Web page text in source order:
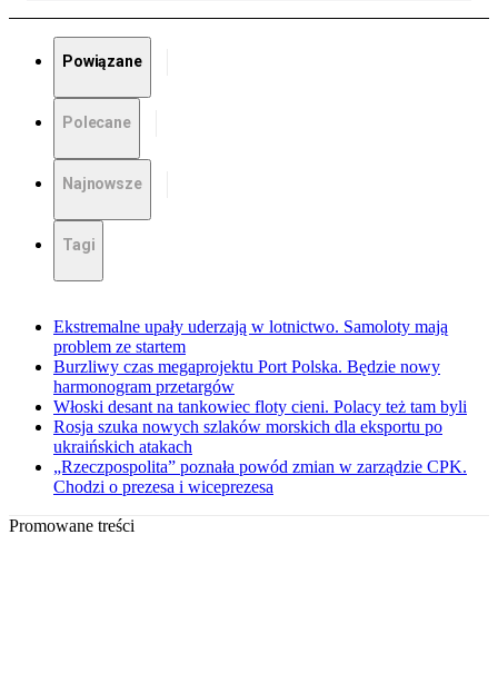
Powiązane
Polecane
Najnowsze
Tagi
Ekstremalne upały uderzają w lotnictwo. Samoloty mają
problem ze startem
Burzliwy czas megaprojektu Port Polska. Będzie nowy
harmonogram przetargów
Włoski desant na tankowiec floty cieni. Polacy też tam byli
Rosja szuka nowych szlaków morskich dla eksportu po
ukraińskich atakach
„Rzeczpospolita” poznała powód zmian w zarządzie CPK.
Chodzi o prezesa i wiceprezesa
Promowane treści